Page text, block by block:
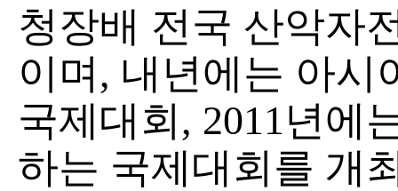
청장배 전국 산악자
이며, 내년에는 아시
국제대회, 2011년에
하는 국제대회를 개